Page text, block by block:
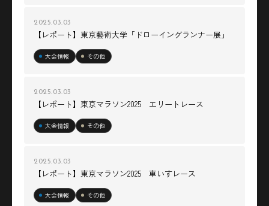
2025.03.03
【レポート】東京藝術大学「ドローイングランナー展」
大会情報 その他
2025.03.03
【レポート】東京マラソン2025 エリートレース
大会情報 その他
2025.03.03
【レポート】東京マラソン2025 車いすレース
大会情報 その他